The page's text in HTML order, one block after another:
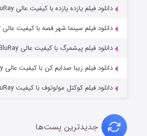
دانلود فیلم یازده یازده با کیفیت عالی BluRay
دانلود فیلم سینما شهر قصه با کیفیت عالی BluRay
دانلود فیلم پیشمرگ با کیفیت عالی BluRay
دانلود فیلم زیبا صدایم کن با کیفیت عالی BluRay
دانلود فیلم کوکتل مولوتوف با کیفیت BluRay
جدیدترین پست‌ها